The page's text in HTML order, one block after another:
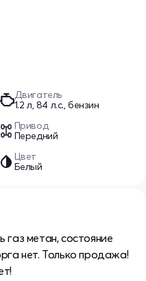
Двигатель
1.2 л, 84 л.с., бензин
Привод
Передний
Цвет
Белый
метан, состояние
нет. Только продажа!